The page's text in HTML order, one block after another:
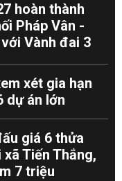
hoàn thành
Pháp Vân -
Vành đai 3
xét gia hạn
dự án lớn
giá 6 thửa
Tiến Thắng,
7 triệu